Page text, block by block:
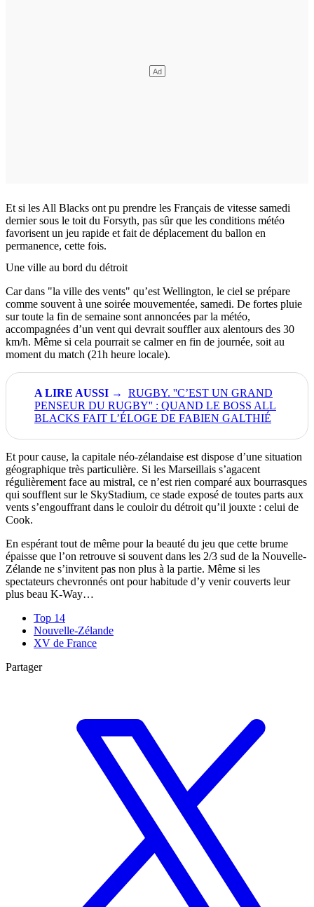
Et si les All Blacks ont pu prendre les Français de vitesse samedi
dernier sous le toit du Forsyth, pas sûr que les conditions météo
favorisent un jeu rapide et fait de déplacement du ballon en
permanence, cette fois.
Une ville au bord du détroit
Car dans "la ville des vents" qu’est Wellington, le ciel se prépare
comme souvent à une soirée mouvementée, samedi. De fortes pluie
sur toute la fin de semaine sont annoncées par la météo,
accompagnées d’un vent qui devrait souffler aux alentours des 30
km/h. Même si cela pourrait se calmer en fin de journée, soit au
moment du match (21h heure locale).
RUGBY. ''C’EST UN GRAND
PENSEUR DU RUGBY'' : QUAND LE BOSS ALL
BLACKS FAIT L’ÉLOGE DE FABIEN GALTHIÉ
Et pour cause, la capitale néo-zélandaise est dispose d’une situation
géographique très particulière. Si les Marseillais s’agacent
régulièrement face au mistral, ce n’est rien comparé aux bourrasques
qui soufflent sur le SkyStadium, ce stade exposé de toutes parts aux
vents s’engouffrant dans le couloir du détroit qu’il jouxte : celui de
Cook.
En espérant tout de même pour la beauté du jeu que cette brume
épaisse que l’on retrouve si souvent dans les 2/3 sud de la Nouvelle-
Zélande ne s’invitent pas non plus à la partie. Même si les
spectateurs chevronnés ont pour habitude d’y venir couverts leur
plus beau K-Way…
Top 14
Nouvelle-Zélande
XV de France
Partager